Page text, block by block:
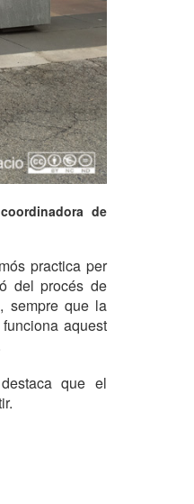
de
practica per
del procés de
sempre que la
aquest
que el